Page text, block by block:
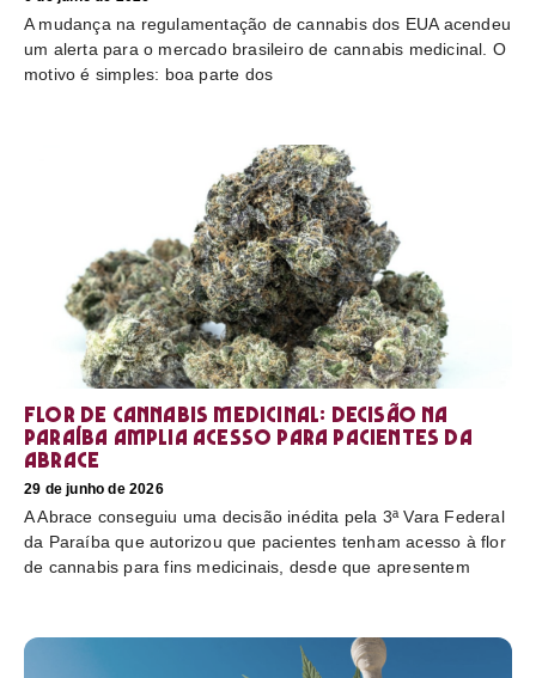
A mudança na regulamentação de cannabis dos EUA acendeu
um alerta para o mercado brasileiro de cannabis medicinal. O
motivo é simples: boa parte dos
Flor de cannabis medicinal: decisão na
Paraíba amplia acesso para pacientes da
Abrace
29 de junho de 2026
A Abrace conseguiu uma decisão inédita pela 3ª Vara Federal
da Paraíba que autorizou que pacientes tenham acesso à flor
de cannabis para fins medicinais, desde que apresentem